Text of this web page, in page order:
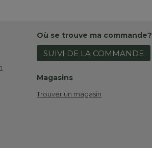
Où se trouve ma commande?
SUIVI DE LA COMMANDE
Magasins
Trouver un magasin